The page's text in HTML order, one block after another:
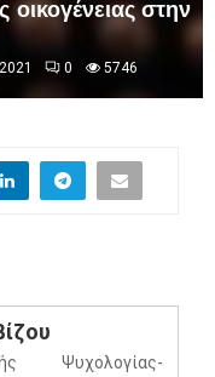
στην
0 5746
Ψυχολογίας-